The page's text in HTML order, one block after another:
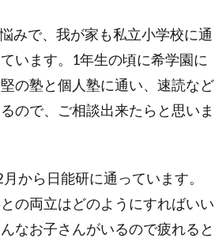
みで、我が家も私立小学校に通
います。 1年生の頃に希学園に
の塾と個人塾に通い、速読など
ので、ご相談出来たらと思いま
月から日能研に通っています。
の両立はどのようにすればいい
なお子さんがいるので疲れると